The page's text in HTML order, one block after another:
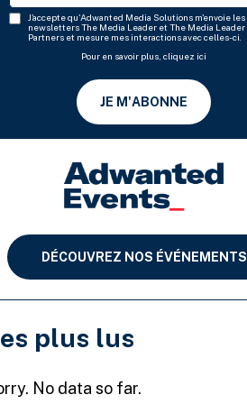
J'accepte qu'Adwanted Media Solutions m'envoie les
newsletters The Media Leader et The Media Leader
Partners et mesure mes interactions avec celles-ci.
Pour en savoir plus, cliquez ici
JE M'ABONNE
DÉCOUVREZ NOS ÉVÉNEMENTS
plus lus
No data so far.